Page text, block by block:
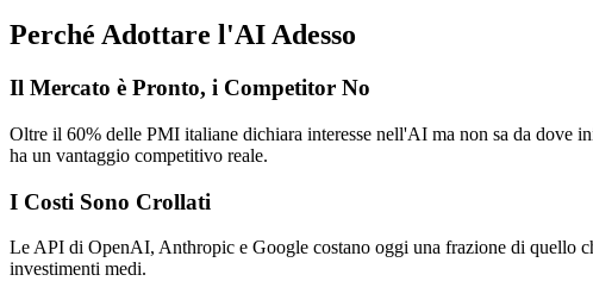
Perché Adottare l'AI Adesso
Il Mercato è Pronto, i Competitor No
Oltre il 60% delle PMI italiane dichiara interesse nell'AI ma non sa da dove
ha un vantaggio competitivo reale.
I Costi Sono Crollati
Le API di OpenAI, Anthropic e Google costano oggi una frazione di quello
investimenti medi.